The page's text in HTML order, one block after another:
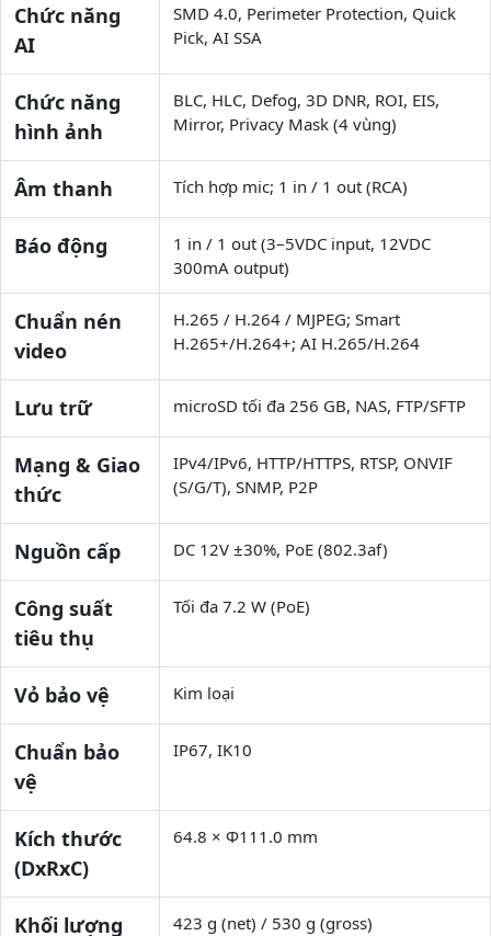
Chức năng
AI
SMD 4.0, Perimeter Protection, Quick
Pick, AI SSA
Chức năng
hình ảnh
BLC, HLC, Defog, 3D DNR, ROI, EIS,
Mirror, Privacy Mask (4 vùng)
Âm thanh Tích hợp mic; 1 in / 1 out (RCA)
Báo động
1 in / 1 out (3–5VDC input, 12VDC
300mA output)
Chuẩn nén
video
H.265 / H.264 / MJPEG; Smart
H.265+/H.264+; AI H.265/H.264
Lưu trữ microSD tối đa 256 GB, NAS, FTP/SFTP
Mạng & Giao
thức
IPv4/IPv6, HTTP/HTTPS, RTSP, ONVIF
(S/G/T), SNMP, P2P
Nguồn cấp DC 12V ±30%, PoE (802.3af)
Công suất
tiêu thụ
Tối đa 7.2 W (PoE)
Vỏ bảo vệ Kim loại
Chuẩn bảo
vệ
IP67, IK10
Kích thước
(DxRxC)
64.8 × Φ111.0 mm
Khối lượng 423 g (net) / 530 g (gross)